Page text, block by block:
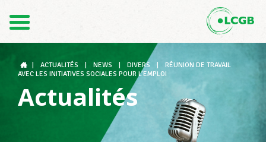
DE
Le LCGB
ACTUALITÉS NEWS DIVERS
RÉUNION DE TRAVAIL
AVEC LES INITIATIVES SOCIALES POUR L’EMPLOI
Actualités